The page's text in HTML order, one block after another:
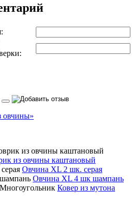
овчины»
из овчины каштановый
Овчина XL 2 шк. серая
Овчина XL 4 шк шампань
Ковер из мутона